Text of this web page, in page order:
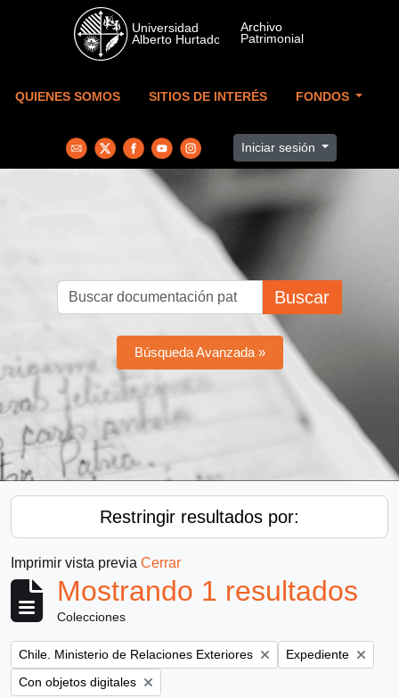
Skip to main content
QUIENES SOMOS SITIOS DE INTERÉS FONDOS
Iniciar sesión
Buscar
Búsqueda Avanzada »
Restringir resultados por:
Imprimir vista previa Cerrar
Mostrando 1 resultados
Colecciones
Remove filter:
Chile. Ministerio de Relaciones Exteriores Remove filter:
Expediente
Remove filter:
Con objetos digitales